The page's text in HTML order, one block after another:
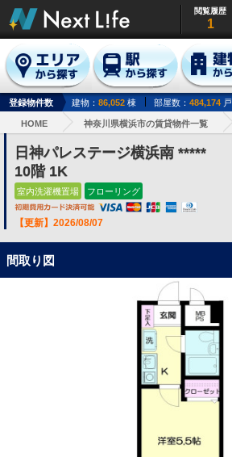
閲覧履歴
1
登録物件数 建物： 86,052 棟 部屋数： 484,174 戸
HOME 神奈川県横浜市の賃貸物件一覧
日神パレステージ横浜南 *****
10階 1K
室内洗濯機置場 フローリング
【更新】2026/08/07
間取り図